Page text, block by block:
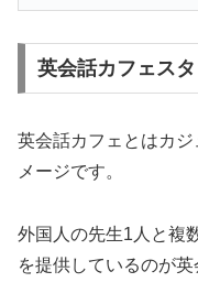
英会話カフェス
英会話カフェとはカ
メージです。
外国人の先生1人と複
を提供しているのが英